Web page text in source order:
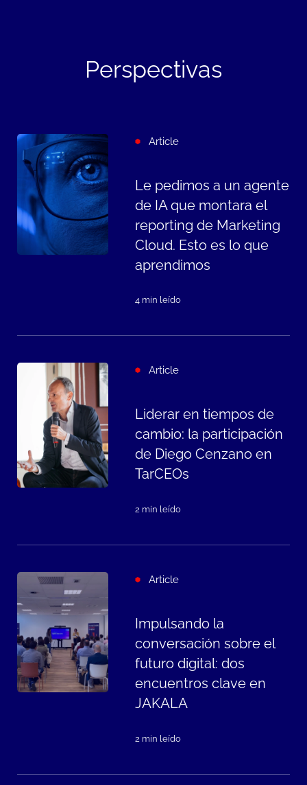
Perspectivas
Article
Le pedimos a un agente
de IA que montara el
reporting de Marketing
Cloud. Esto es lo que
aprendimos
4 min leído
Article
Liderar en tiempos de
cambio: la participación
de Diego Cenzano en
TarCEOs
2 min leído
Article
Impulsando la
conversación sobre el
futuro digital: dos
encuentros clave en
JAKALA
2 min leído